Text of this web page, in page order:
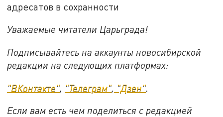
адресатов в сохранности
Уважаемые читатели Царьграда!
Подписывайтесь на аккаунты новосибирской
редакции на следующих платформах:
"ВКонтакте" "Телеграм" "Дзен"
Если вам есть чем поделиться с редакцией